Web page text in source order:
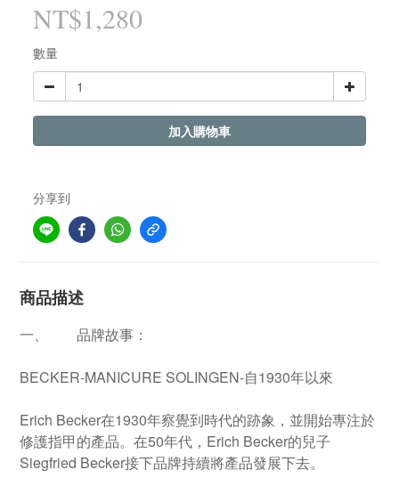
NT$1,280
數量
加入購物車
分享到
商品描述
一、 品牌故事：
BECKER-MANICURE SOLINGEN-自1930年以來
Erich Becker在1930年察覺到時代的跡象，並開始專注於
修護指甲的產品。在50年代，Erich Becker的兒子
Siegfried Becker接下品牌持續將產品發展下去。